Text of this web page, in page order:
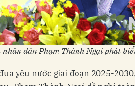
nhân dân Phạm Thành Ngại phát
yêu nước giai đoạn 2025-